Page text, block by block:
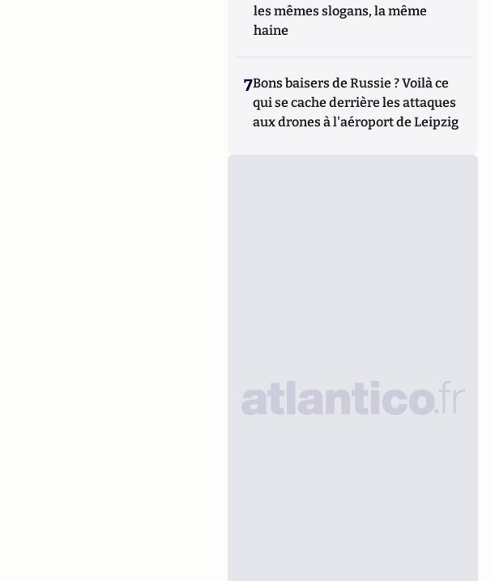
les mêmes slogans, la même
haine
7Bons baisers de Russie ? Voilà ce
qui se cache derrière les attaques
aux drones à l'aéroport de Leipzig